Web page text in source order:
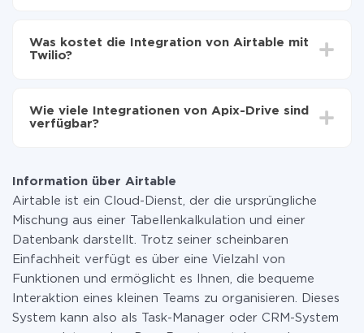
auf Twilio übertragen
Im Durchschnitt dauert es 10-15 Minuten.
Was kostet die Integration von Airtable mit
Twilio?
zahlen nur für die Datenmenge, die über unseren
Service von einem System auf ein anderes übertragen
Weitere Informationen zu
Wie viele Integrationen von Apix-Drive sind
verfügbar?
Information über Airtable
Airtable ist ein Cloud-Dienst, der die ursprüngliche
Mischung aus einer Tabellenkalkulation und einer
Datenbank darstellt. Trotz seiner scheinbaren
Einfachheit verfügt es über eine Vielzahl von
Funktionen und ermöglicht es Ihnen, die bequeme
Interaktion eines kleinen Teams zu organisieren. Dieses
System kann also als Task-Manager oder CRM-System